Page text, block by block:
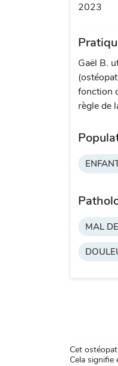
2023
Gaël B.
fonction
règle de
MAL
Cet
Cela